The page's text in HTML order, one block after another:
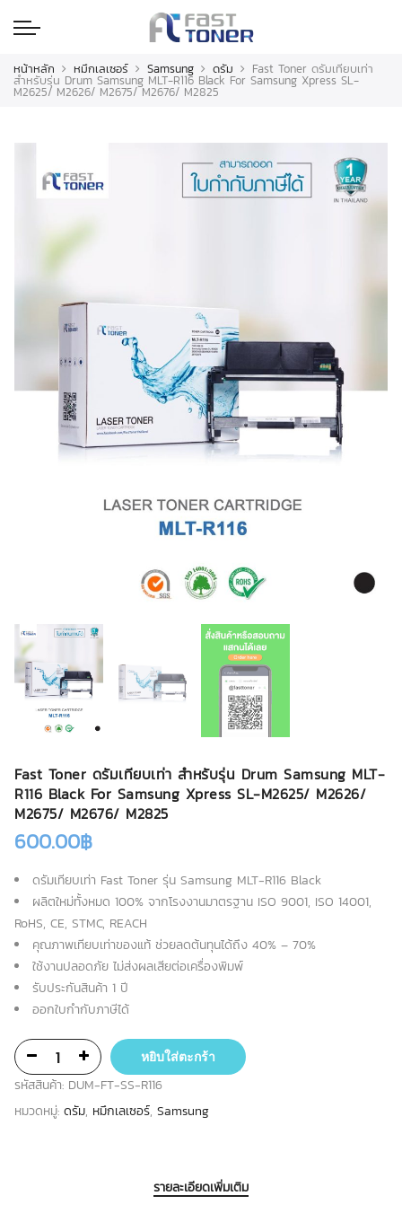
หน้าหลัก หมึกเลเซอร์ Samsung ดรัม Fast Toner ดรัมเทียบเท่า
สำหรับรุ่น Drum Samsung MLT-R116 Black For Samsung Xpress SL-
M2625/ M2626/ M2675/ M2676/ M2825
Fast Toner ดรัมเทียบเท่า สำหรับรุ่น Drum Samsung MLT-
R116 Black For Samsung Xpress SL-M2625/ M2626/
M2675/ M2676/ M2825
600.00฿
ดรัมเทียบเท่า Fast Toner รุ่น Samsung MLT-R116 Black
ผลิตใหม่ทั้งหมด 100% จากโรงงานมาตรฐาน ISO 9001, ISO 14001,
RoHS, CE, STMC, REACH
คุณภาพเทียบเท่าของแท้ ช่วยลดต้นทุนได้ถึง 40% – 70%
ใช้งานปลอดภัย ไม่ส่งผลเสียต่อเครื่องพิมพ์
รับประกันสินค้า 1 ปี
ออกใบกำกับภาษีได้
หยิบใส่ตะกร้า
รหัสสินค้า: DUM-FT-SS-R116
หมวดหมู่: ดรัม, หมึกเลเซอร์, Samsung
รายละเอียดเพิ่มเติม